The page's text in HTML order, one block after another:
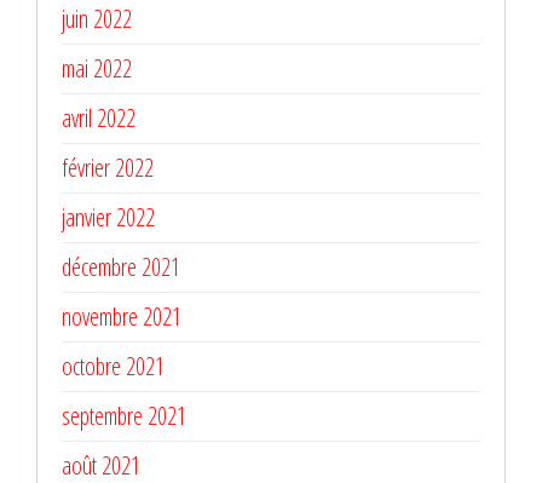
juin 2022
mai 2022
avril 2022
février 2022
janvier 2022
décembre 2021
novembre 2021
octobre 2021
septembre 2021
août 2021